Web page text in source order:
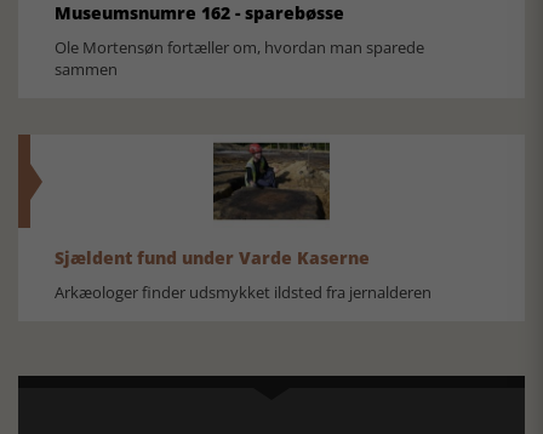
Museumsnumre 162 - sparebøsse
Ole Mortensøn fortæller om, hvordan man sparede
sammen
Sjældent fund under Varde Kaserne
Arkæologer finder udsmykket ildsted fra jernalderen